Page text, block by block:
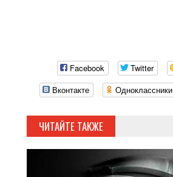
Facebook Twitter
Вконтакте
Одноклассники
ЧИТАЙТЕ ТАКЖЕ